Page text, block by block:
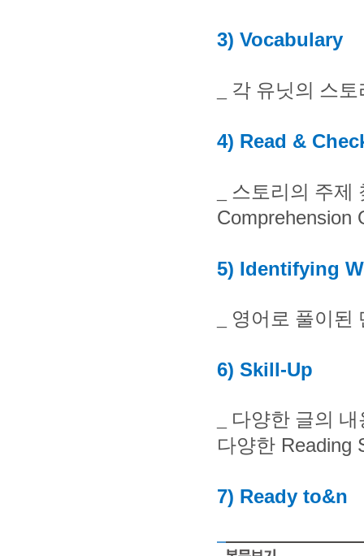
3) Vocabulary
각 유닛의 스
4) Read &
_ 스 토리의 주제
Comprehension
5) Identifying
영어로 풀이된
6) Skill-Up
다양한 글의
다양한Reading
7) Ready to&n